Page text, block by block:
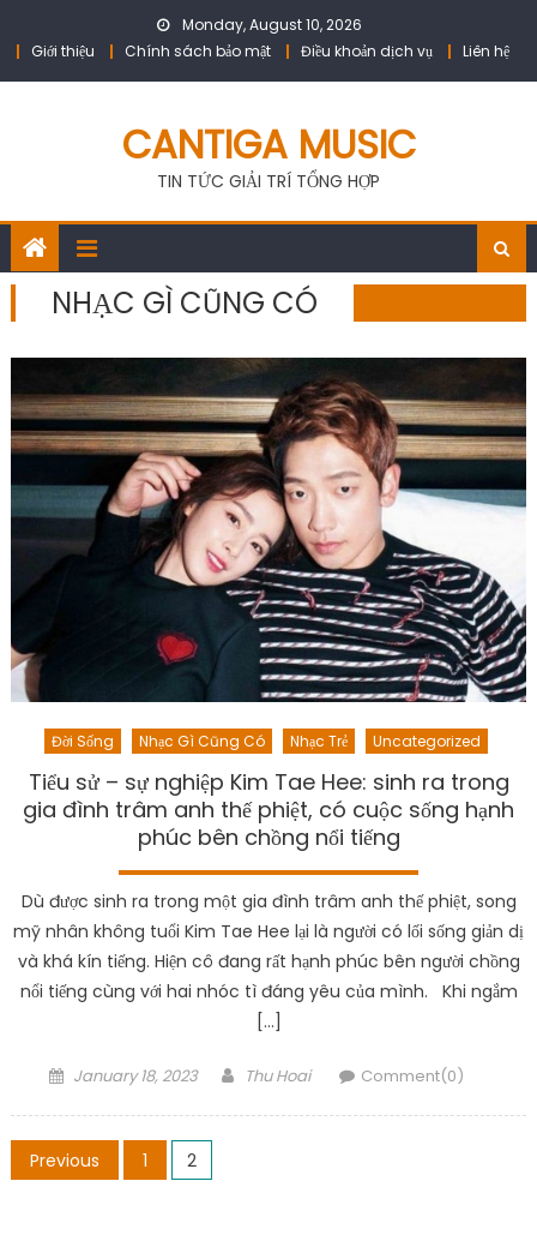
Monday, August 10, 2026
Giới thiệu
Chính sách bảo mật Điều khoản dịch vụ Liên hệ
CANTIGA MUSIC
TIN TỨC GIẢI TRÍ TỔNG HỢP
NHẠC GÌ CŨNG CÓ
Đời Sống Nhạc Gì Cũng Có Nhạc Trẻ Uncategorized
Tiểu sử – sự nghiệp Kim Tae Hee: sinh ra trong
gia đình trâm anh thế phiệt, có cuộc sống hạnh
phúc bên chồng nổi tiếng
Dù được sinh ra trong một gia đình trâm anh thế phiệt, song
mỹ nhân không tuổi Kim Tae Hee lại là người có lối sống giản dị
và khá kín tiếng. Hiện cô đang rất hạnh phúc bên người chồng
nổi tiếng cùng với hai nhóc tì đáng yêu của mình. Khi ngắm
[…]
Posted
January 18, 2023 Author
Thu Hoai Comment(0)
Posts
Previous 1 2